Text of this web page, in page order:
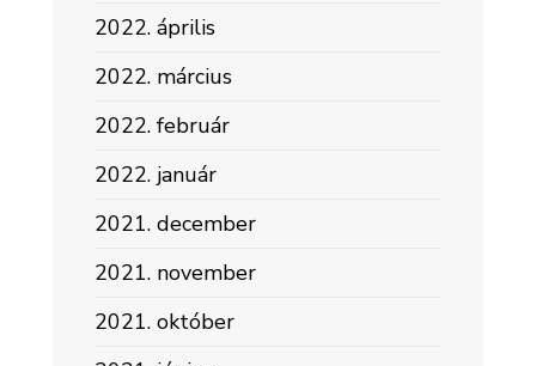
2022. április
2022. március
2022. február
2022. január
2021. december
2021. november
2021. október